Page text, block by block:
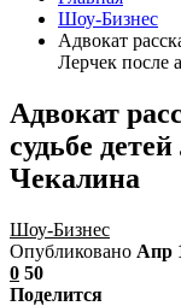
Шоу-Бизнес
Адвокат
Лерчек после
Адвокат
судьбе
Чекалина
Шоу-Бизнес
Опубликовано Апр
0 50
Поделится